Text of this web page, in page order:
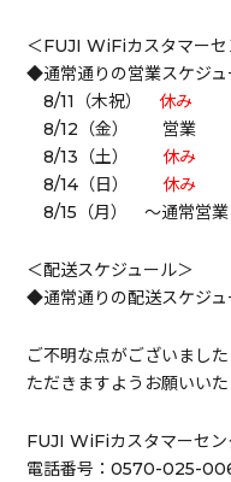
＜FUJI WiFiカスタマーセ
◆通常通りの営業スケジュ
8/11（木祝）休み
8/12（金） 営業
8/13（土）休み
8/14（日）休み
8/15（月） ～通常営業
＜配送スケジュール＞
◆通常通りの配送スケジュ
ご不明な点がございまし
ただきますようお願いいた
FUJI WiFiカスタマーセン
電話番号：0570-025-